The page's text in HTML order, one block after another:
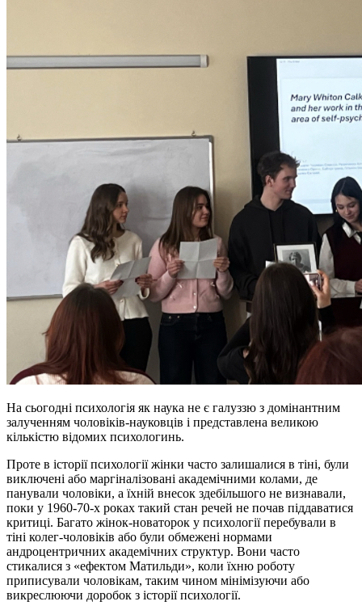
На сьогодні психологія як наука не є галуззю з домінантним
залученням чоловіків-науковців і представлена великою
кількістю відомих психологинь.
Проте в історії психології жінки часто залишалися в тіні, були
виключені або маргіналізовані академічними колами, де
панували чоловіки, а їхній внесок здебільшого не визнавали,
поки у 1960-70-х роках такий стан речей не почав піддаватися
критиці. Багато жінок-новаторок у психології перебували в
тіні колег-чоловіків або були обмежені нормами
андроцентричних академічних структур. Вони часто
стикалися з «ефектом Матильди», коли їхню роботу
приписували чоловікам, таким чином мінімізуючи або
викреслюючи доробок з історії психології.